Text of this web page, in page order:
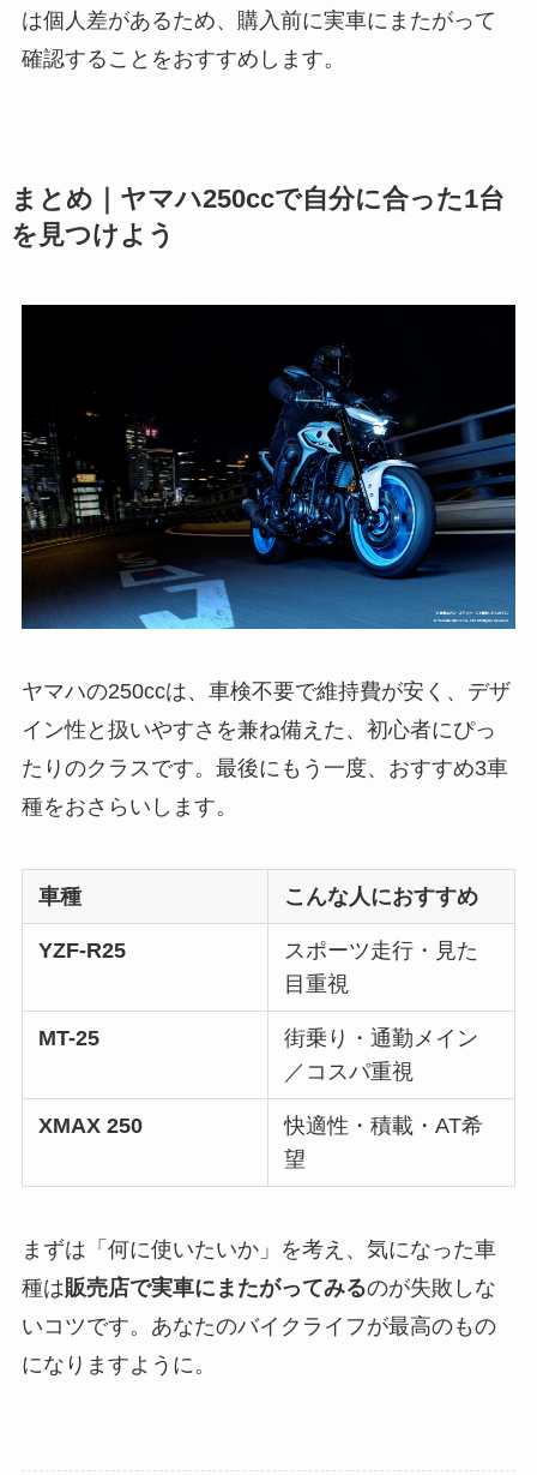
は個人差があるため、購入前に実車にまたがって
確認することをおすすめします。
まとめ｜ヤマハ250ccで自分に合った1台
を見つけよう
ヤマハの250ccは、車検不要で維持費が安く、デザ
イン性と扱いやすさを兼ね備えた、初心者にぴっ
たりのクラスです。最後にもう一度、おすすめ3車
種をおさらいします。
車種 こんな人におすすめ
YZF-R25
スポーツ走行・見た
目重視
MT-25
街乗り・通勤メイン
／コスパ重視
XMAX 250
快適性・積載・AT希
望
まずは「何に使いたいか」を考え、気になった車
種は販売店で実車にまたがってみるのが失敗しな
いコツです。あなたのバイクライフが最高のもの
になりますように。